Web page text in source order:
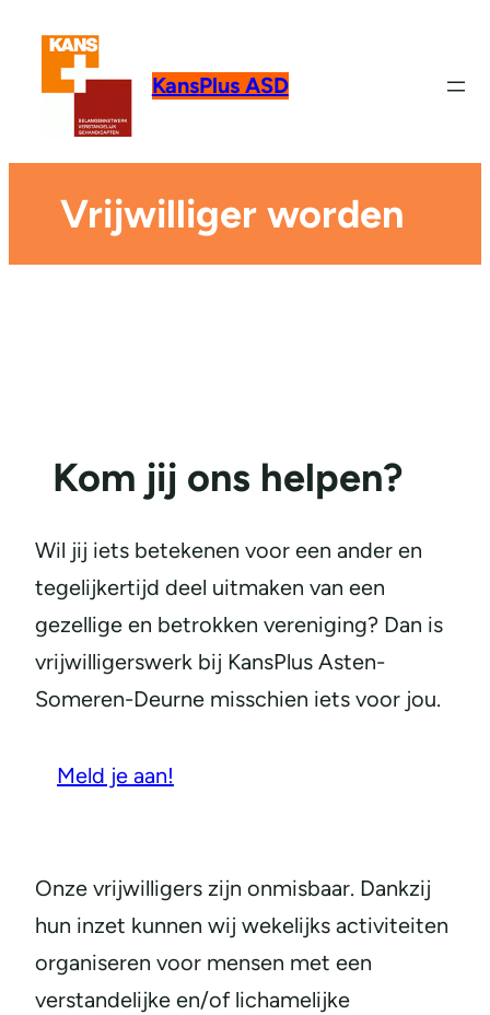
KansPlus ASD
Vrijwilliger worden
Kom jij ons helpen?
Wil jij iets betekenen voor een ander en
tegelijkertijd deel uitmaken van een
gezellige en betrokken vereniging? Dan is
vrijwilligerswerk bij KansPlus Asten-
Someren-Deurne misschien iets voor jou.
Meld je aan!
Onze vrijwilligers zijn onmisbaar. Dankzij
hun inzet kunnen wij wekelijks activiteiten
organiseren voor mensen met een
verstandelijke en/of lichamelijke